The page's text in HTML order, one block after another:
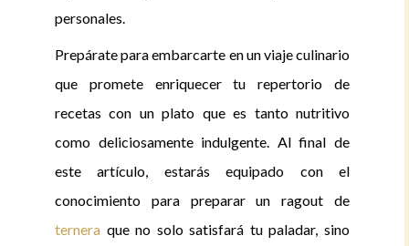
personales.
Prepárate para embarcarte en un viaje culinario
que promete enriquecer tu repertorio de
recetas con un plato que es tanto nutritivo
como deliciosamente indulgente. Al final de
este artículo, estarás equipado con el
conocimiento para preparar un ragout de
ternera que no solo satisfará tu paladar, sino